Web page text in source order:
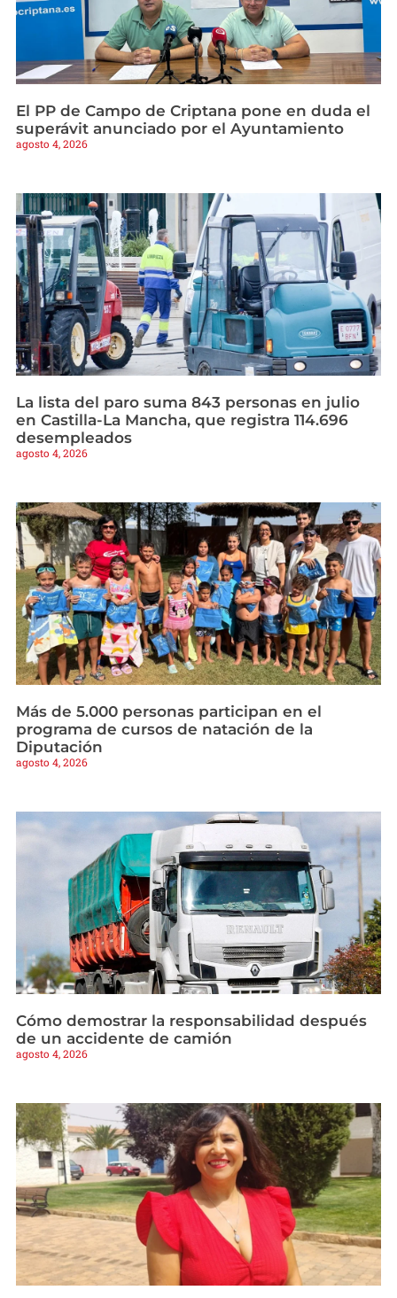
El PP de Campo de Criptana pone en duda el
superávit anunciado por el Ayuntamiento
agosto 4, 2026
La lista del paro suma 843 personas en julio
en Castilla-La Mancha, que registra 114.696
desempleados
agosto 4, 2026
Más de 5.000 personas participan en el
programa de cursos de natación de la
Diputación
agosto 4, 2026
Cómo demostrar la responsabilidad después
de un accidente de camión
agosto 4, 2026